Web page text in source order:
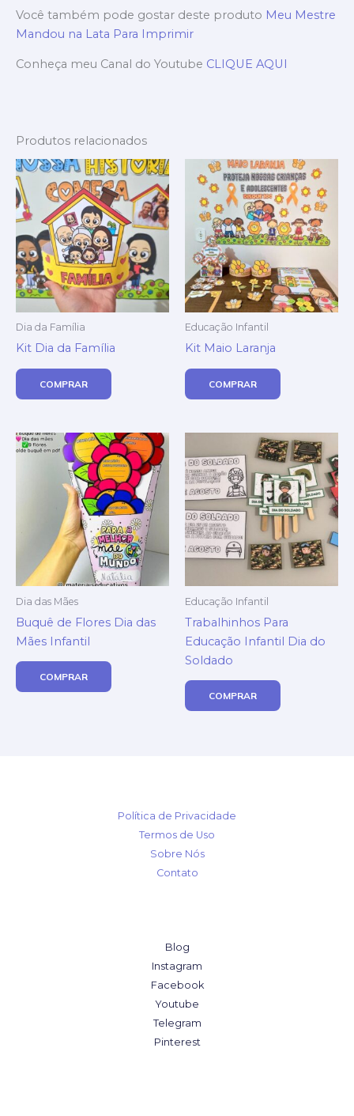
Você também pode gostar deste produto Meu Mestre
Mandou na Lata Para Imprimir
Conheça meu Canal do Youtube CLIQUE AQUI
Produtos relacionados
Dia da Família
Kit Dia da Família
COMPRAR
Educação Infantil
Kit Maio Laranja
COMPRAR
Dia das Mães
Buquê de Flores Dia das
Mães Infantil
COMPRAR
Educação Infantil
Trabalhinhos Para
Educação Infantil Dia do
Soldado
COMPRAR
Política de Privacidade
Termos de Uso
Sobre Nós
Contato
Blog
Instagram
Facebook
Youtube
Telegram
Pinterest